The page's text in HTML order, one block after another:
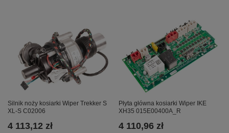
Silnik noży kosiarki Wiper Trekker S
XL-S C02006
4 113,12 zł
Płyta główna kosiarki Wiper IKE
XH35 015E00400A_R
4 110,96 zł